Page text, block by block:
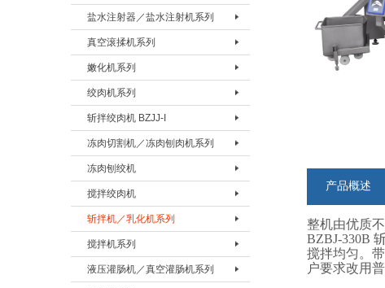
盐水配置机BPZJ-80
盐水配置机BPZJ-200
盐水配置机BPZJ-600
盐水注射器／盐水注射机系列
盐水注射器BZSQ-I
盐水注射器BZSQ-II
盐水注射机BZSJ-12
盐水注射机BZSJ-20
盐水注射机BZSJ-52
盐水注射机 BZSJ-30H
真空滚揉机系列
真空搅拌按摩机 BAMJ-60L
真空搅拌按摩机 BAMJ-125L
真空搅拌按摩机 BAMJ-280L
真空滚揉机BVRJ-40
真空滚揉机BVRJ-150
真空滚揉机BVRJ-280
真空滚揉机BVRJ-350
真空滚揉机BVRJ-500
真空滚揉机BVRJ-750
嫩化机系列
嫩化机BNHJ-I
嫩化机BNHJ-II
嫩化机BNHJ-III
绞肉机系列
绞肉机BJRJ-82
绞肉机BJRJ-98A
绞肉机BJRJ-98B
绞肉机BJRJ-130
绞肉机BJRJ-160A
绞肉机BJRJ-160B
绞肉机BJRJ-200A
斩拌绞肉机 BZJJ-I
斩拌绞肉机BJZJ-40
冻肉切割机／冻肉刨肉机系列
冻肉切割机BDQJ-I
冻肉刨肉机BBRJ-II
冻肉刨绞机
冻肉刨绞机 BBJJ-130
冻肉刨绞机BBJJ-200
搅拌绞肉机
搅拌绞肉机BBJJ-80
搅拌绞肉机BBJJ-180
斩拌机／乳化机系列
斩拌机BZBJ-20
斩拌机BZBJ-40
搅拌机系列
搅拌机BJBJ-60F
液压灌肠机／真空灌肠机系列
产品概述
整机由优质不
BZBJ-330B
搅拌均匀。
户要求改用